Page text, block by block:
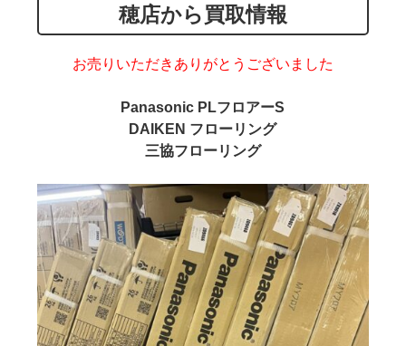
(40)
その他建築資材(113)
半端電線(40)
(8)
(25)
(12)
エコケーブル(3)
穂店から買取情報
お売りいただきありがとうございました
Panasonic PLフロアーS
DAIKEN フローリング
三協フローリング